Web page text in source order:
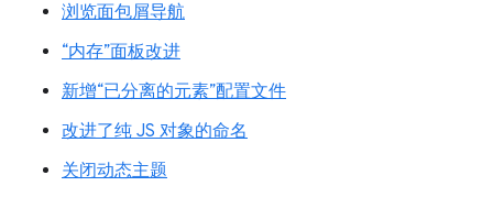
浏览面包屑导航
“内存”面板改进
新增“已分离的元素”配置文件
改进了纯 JS 对象的命名
关闭动态主题